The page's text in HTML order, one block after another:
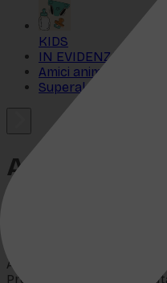
KIDS
IN EVIDENZA
Amici animali
Superalcolici
Aperol
Aperol Spritz è
Prosecco ed una